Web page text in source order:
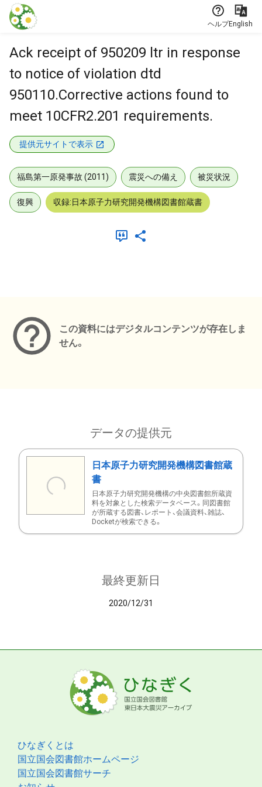
本文に飛ぶ
ヘルプEnglish
Ack receipt of 950209 ltr in response
to notice of violation dtd
950110.Corrective actions found to
meet 10CFR2.201 requirements.
提供元サイトで表示
福島第一原発事故 (2011) 震災への備え 被災状況
復興 収録:日本原子力研究開発機構図書館蔵書
この資料にはデジタルコンテンツが存在しま
せん。
データの提供元
日本原子力研究開発機構図書館蔵
書
日本原子力研究開発機構の中央図書館所蔵資
料を対象とした検索データベース。同図書館
が所蔵する図書、レポート、会議資料、雑誌、
Docketが検索できる。
最終更新日
2020/12/31
ひなぎくとは
国立国会図書館ホームページ
国立国会図書館サーチ